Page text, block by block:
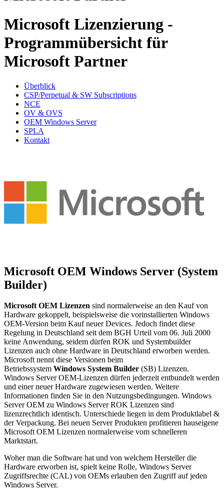
Microsoft Lizenzierung -
Programmübersicht für
Microsoft Partner
Überblick
CSP/Perpetual & SW Subscriptions
NCE
OV & OVS
OEM Windows Server
SPLA
Kontakt
Microsoft OEM Windows Server (System
Builder)
Microsoft OEM Lizenzen sind normalerweise an den Kauf von
Hardware gekoppelt, beispielsweise die vorinstallierten Windows
OEM-Version beim Kauf neuer Devices. Jedoch findet diese
Regelung in Deutschland seit dem BGH Urteil vom 06. Juli 2000
keine Anwendung, seidem dürfen ROK und Systembuilder
Lizenzen auch ohne Hardware in Deutschland erworben werden.
Microsoft nennt diese Versionen beim
Betriebssystem Windows System Builder (SB) Lizenzen.
Windows Server OEM-Lizenzen dürfen jederzeit entbundelt werden
und einer neuer Hardware zugewiesen werden. Weitere
Informationen finden Sie in den Nutzungsbedingungen. Windows
Server OEM zu Windows Server ROK Lizenzen sind
lizenzrechtlich identisch. Unterschiede liegen in dem Produktlabel &
der Verpackung. Bei neuen Server Produkten profitieren hauseigene
Microsoft OEM Lizenzen normalerweise vom schnelleren
Marktstart.
Woher man die Software hat und von welchem Hersteller die
Hardware erworben ist, spielt keine Rolle, Windows Server
Zugriffsrechte (CAL) von OEMs erlauben den Zugriff auf jeden
Windows Server.